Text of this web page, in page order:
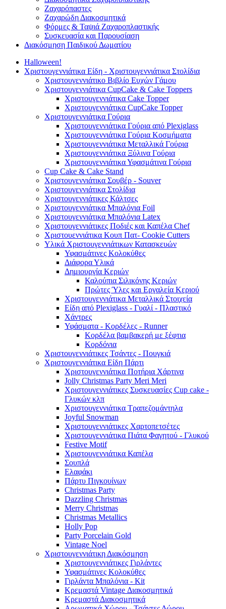
Ζαχαρόπαστες
Ζαχαρώδη Διακοσμητικά
Φόρμες & Ταψιά Ζαχαροπλαστικής
Συσκευασία και Παρουσίαση
Διακόσμηση Παιδικού Δωματίου
Halloween!
Χριστουγεννιάτικα Είδη - Χριστουγεννιάτικα Στολίδια
Χριστουγεννιάτικο Βιβλίο Ευχών Γάμου
Χριστουγεννιάτικα CupCake & Cake Toppers
Χριστουγεννιάτικα Cake Topper
Χριστουγεννιάτικα CupCake Topper
Χριστουγεννιάτικα Γούρια
Χριστουγεννιάτικα Γούρια από Plexiglass
Χριστουγεννιάτικα Γούρια Κοσμήματα
Χριστουγεννιάτικα Μεταλλικά Γούρια
Χριστουγεννιάτικα Ξύλινα Γούρια
Χριστουγεννιάτικα Υφασμάτινα Γούρια
Cup Cake & Cake Stand
Χριστουγεννιάτικα Σουβέρ - Souver
Χριστουγεννιάτικα Στολίδια
Χριστουγεννιάτικες Κάλτσες
Χριστουγεννιάτικα Μπαλόνια Foil
Χριστουγεννιάτικα Μπαλόνια Latex
Χριστουγεννιάτικες Ποδιές και Καπέλα Chef
Χριστουεννιάτικα Κουπ Πατ- Cookie Cutters
Υλικά Χριστουγεννιάτικων Κατασκευών
Υφασμάτινες Κολοκύθες
Διάφορα Υλικά
Δημιουργία Κεριών
Καλούπια Σιλικόνης Κεριών
Πρώτες Ύλες και Εργαλεία Κεριού
Χριστουγεννιάτικα Μεταλλικά Στοιχεία
Είδη από Plexiglass - Γυαλί - Πλαστικό
Χάντρες
Υφάσματα - Κορδέλες - Runner
Κορδέλα βαμβακερή με ξέφτια
Κορδόνια
Χριστουγεννιάτικες Τσάντες - Πουγκιά
Χριστουγεννιάτικα Είδη Πάρτι
Χριστουγεννιάτικα Ποτήρια Χάρτινα
Jolly Christmas Party Meri Meri
Χριστουγεννιάτικες Συσκευασίες Cup cake -
Γλυκών κλπ
Χριστουγεννιάτικα Τραπεζομάντηλα
Joyful Snowman
Χριστουγεννιάτικες Χαρτοπετσέτες
Χριστουγεννιάτικα Πιάτα Φαγητού - Γλυκού
Festive Motif
Χριστουγεννιάτικα Καπέλα
Σουπλά
Ελαφάκι
Πάρτυ Πιγκουίνων
Christmas Party
Dazzling Christmas
Merry Christmas
Christmas Metallics
Holly Pop
Party Porcelain Gold
Vintage Noel
Χριστουγεννιάτικη Διακόσμηση
Χριστουγεννιάτικες Γιρλάντες
Υφασμάτινες Κολοκύθες
Γιρλάντα Μπαλόνια - Kit
Κρεμαστά Vintage Διακοσμητικά
Κρεμαστά Διακοσμητικά